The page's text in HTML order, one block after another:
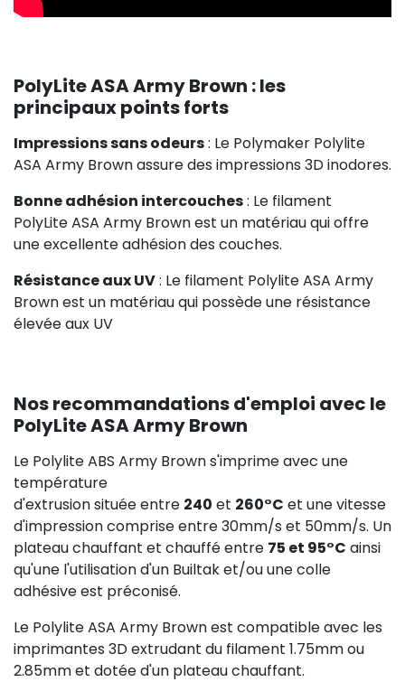
PolyLite ASA Army Brown : les
principaux points forts
Impressions sans odeurs: Le Polymaker Polylite
ASA Army Brown assure des impressions 3D inodores.
Bonne adhésion intercouches: Le filament
PolyLite ASA Army Brown est un matériau qui offre
une excellente adhésion des couches.
Résistance aux UV: Le filament Polylite ASA Army
Brown est un matériau qui possède une résistance
élevée aux UV
Nos recommandations d'emploi avec le
PolyLite ASA Army Brown
Le Polylite ABS Army Brown s'imprime avec une
température
d'extrusion située entre 240 et 260°C et une vitesse
d'impression comprise entre 30mm/s et 50mm/s. Un
plateau chauffant et chauffé entre 75 et 95°C ainsi
qu'une l'utilisation d'un Builtak et/ou une colle
adhésive est préconisé.
Le Polylite ASA Army Brown est compatible avec les
imprimantes 3D extrudant du filament 1.75mm ou
2.85mm et dotée d'un plateau chauffant.